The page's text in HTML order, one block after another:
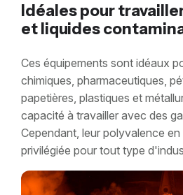
Idéales pour
et liquides
Ces équipements sont idéaux
chimiques, pharmaceutiques,
papetières, plastiques et
capacité à travailler avec des
Cependant, leur polyvalence
privilégiée pour tout type